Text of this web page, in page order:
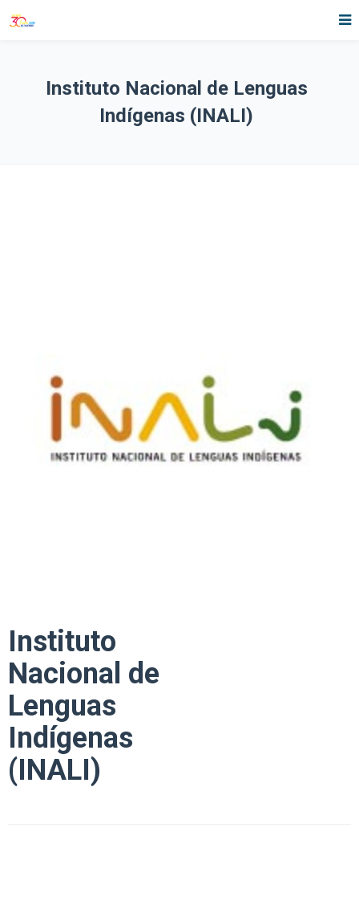
Instituto Nacional de Lenguas
Indígenas (INALI)
Instituto
Nacional de
Lenguas
Indígenas
(INALI)